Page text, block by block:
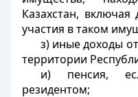
Казахстан,
участия в таком
з) иные доходы
территории
и) пенсия,
резидентом;